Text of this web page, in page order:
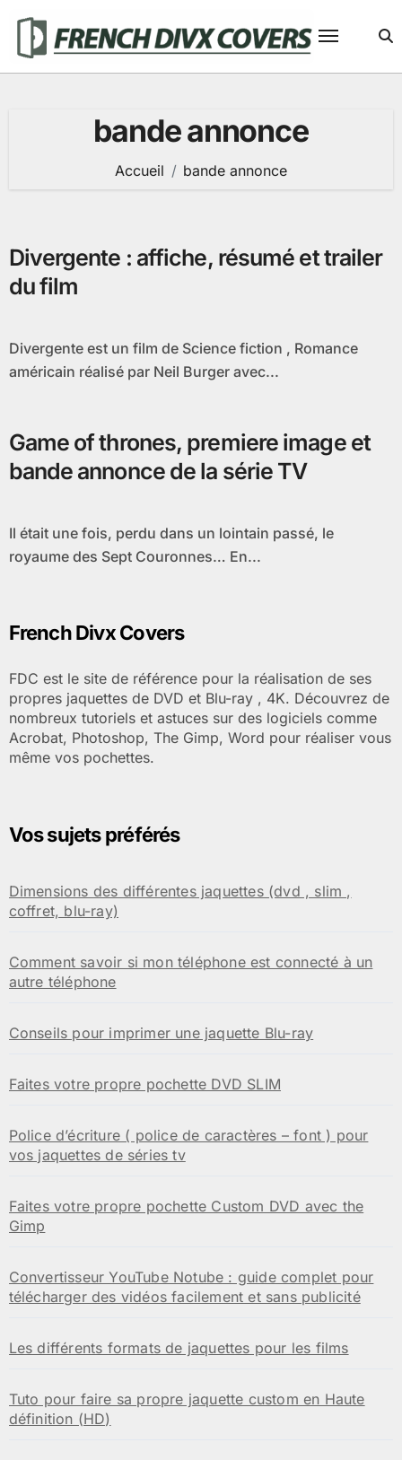
contenu
bande annonce
Accueil bande annonce
Divergente : affiche, résumé et trailer
du film
Divergente est un film de Science fiction , Romance
américain réalisé par Neil Burger avec...
Game of thrones, premiere image et
bande annonce de la série TV
Il était une fois, perdu dans un lointain passé, le
royaume des Sept Couronnes… En...
French Divx Covers
FDC est le site de référence pour la réalisation de ses
propres jaquettes de DVD et Blu-ray , 4K. Découvrez de
nombreux tutoriels et astuces sur des logiciels comme
Acrobat, Photoshop, The Gimp, Word pour réaliser vous
même vos pochettes.
Vos sujets préférés
Dimensions des différentes jaquettes (dvd , slim ,
coffret, blu-ray)
Comment savoir si mon téléphone est connecté à un
autre téléphone
Conseils pour imprimer une jaquette Blu-ray
Faites votre propre pochette DVD SLIM
Police d’écriture ( police de caractères – font ) pour
vos jaquettes de séries tv
Faites votre propre pochette Custom DVD avec the
Gimp
Convertisseur YouTube Notube : guide complet pour
télécharger des vidéos facilement et sans publicité
Les différents formats de jaquettes pour les films
Tuto pour faire sa propre jaquette custom en Haute
définition (HD)